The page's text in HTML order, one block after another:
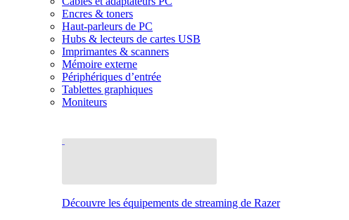
Encres & toners
Haut-parleurs de PC
Hubs & lecteurs de cartes USB
Imprimantes & scanners
Mémoire externe
Périphériques d’entrée
Tablettes graphiques
Moniteurs
Découvre les équipements de streaming de Razer